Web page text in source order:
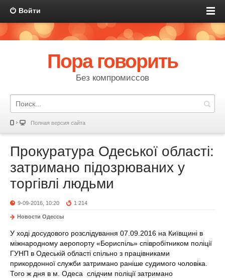
Войти
Пора говорить
Без компромиссов
Полная версия сайта
Прокуратура Одеської області:
затримано підозрюваних у
торгівлі людьми
9-09-2016, 10:20 1 214
Новости Одессы
У ході досудового розслідування 07.09.2016 на Київщині в
міжнародному аеропорту «Бориспіль» співробітником поліції
ГУНП в Одеській області спільно з працівниками
прикордонної служби затримано раніше судимого чоловіка.
Того ж дня в м. Одеса слідчим поліції затримано